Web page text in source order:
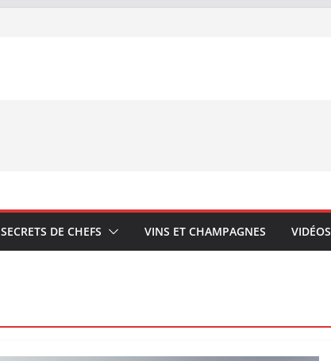
SECRETS DE CHEFS VINS ET CHAMPAGNES VIDÉOS